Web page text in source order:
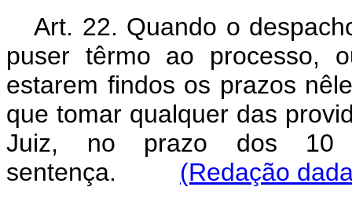
Art. 22. Quando o
puser têrmo ao processo,
estarem findos os prazos
que tomar qualquer das
Juiz, no prazo dos 10
sentença. (Redação